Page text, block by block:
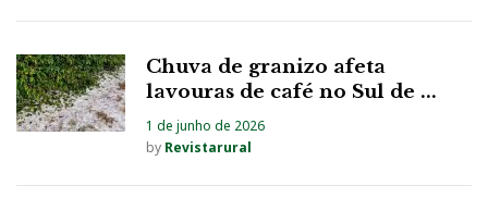
Chuva de granizo afeta
lavouras de café no Sul de ...
1 de junho de 2026
by Revistarural